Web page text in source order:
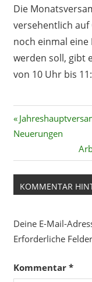
Die
versehentlich auf
noch einmal eine
werden soll, gibt
von 10 Uhr bis
Vorheriger
Beitrag:
Neuerungen
KOMMENTAR
Deine E-Mail-
Erforderliche
Kommentar *